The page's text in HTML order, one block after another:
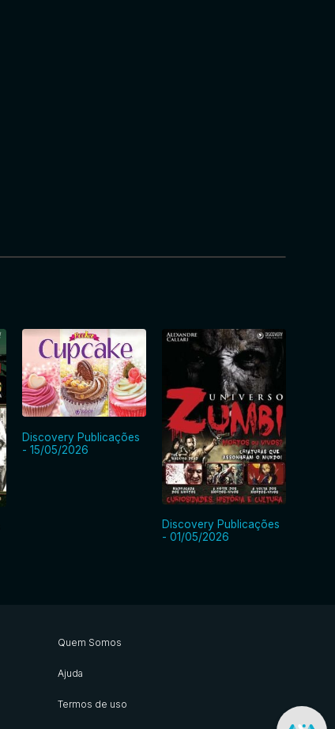
Discovery Publicações
- 15/05/2026
Discovery Publicações
- 01/05/2026
Quem Somos
Ajuda
Termos de uso